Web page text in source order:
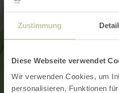
Zustimmung
Diese Webseite verwendet
Wir verwenden Cookies, um
personalisieren, Funktionen